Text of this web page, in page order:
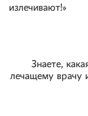
излечивают!»
Знаете,
лечащему врачу